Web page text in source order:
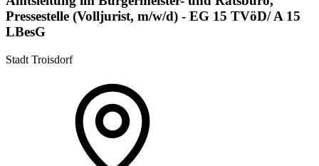
Pressestelle (Volljurist, m/w/d) - EG 15 TVöD/ A 15
LBesG
Stadt Troisdorf